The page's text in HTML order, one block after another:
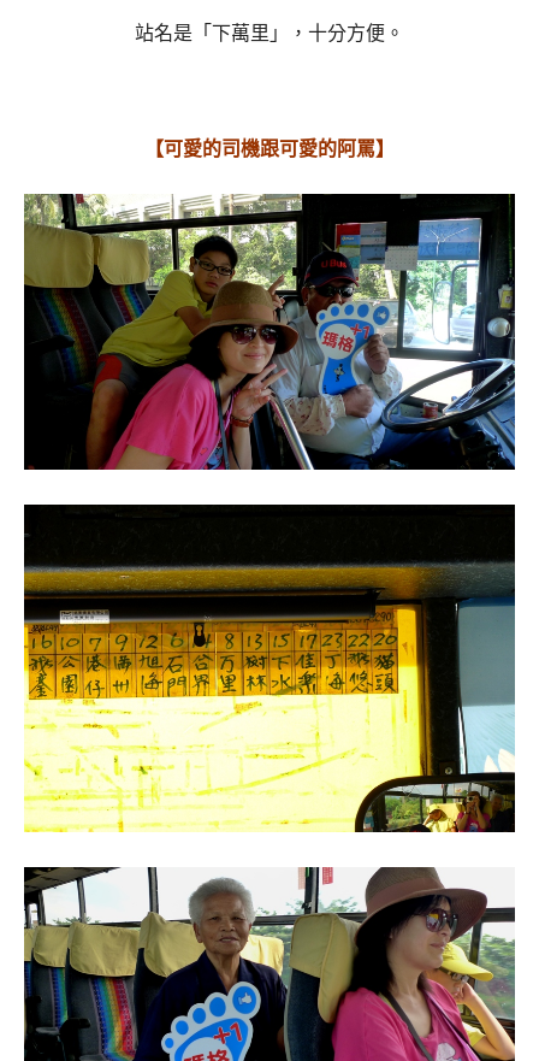
站名是「下萬里」，十分方便。
【可愛的司機跟可愛的阿罵】